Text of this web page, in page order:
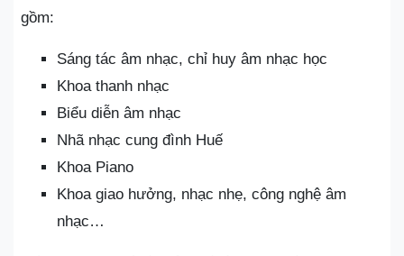
gồm:
Sáng tác âm nhạc, chỉ huy âm nhạc học
Khoa thanh nhạc
Biểu diễn âm nhạc
Nhã nhạc cung đình Huế
Khoa Piano
Khoa giao hưởng, nhạc nhẹ, công nghệ âm
nhạc…